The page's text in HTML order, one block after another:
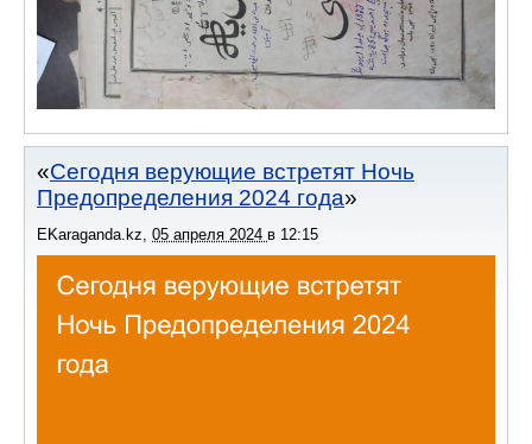
Сегодня верующие встретят Ночь
Предопределения 2024 года
EKaraganda.kz, 05 апреля 2024 в 12:15